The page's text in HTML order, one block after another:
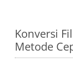
Konversi
Metode